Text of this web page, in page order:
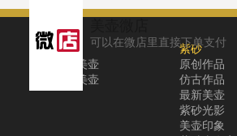
可以在微店里直接下单支付
关于
关于美壶
联系美壶
紫砂
原创作品
仿古作品
最新美壶
紫砂光影
美壶印象